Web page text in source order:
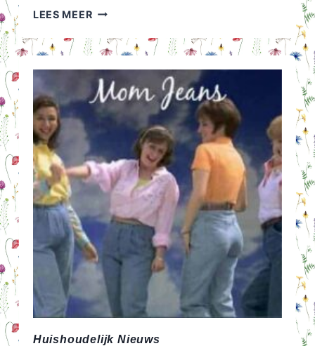
LEES MEERELECTRISCHE
UNION
RAIL
ALS
BESTE
GETEST
Huishoudelijk Nieuws